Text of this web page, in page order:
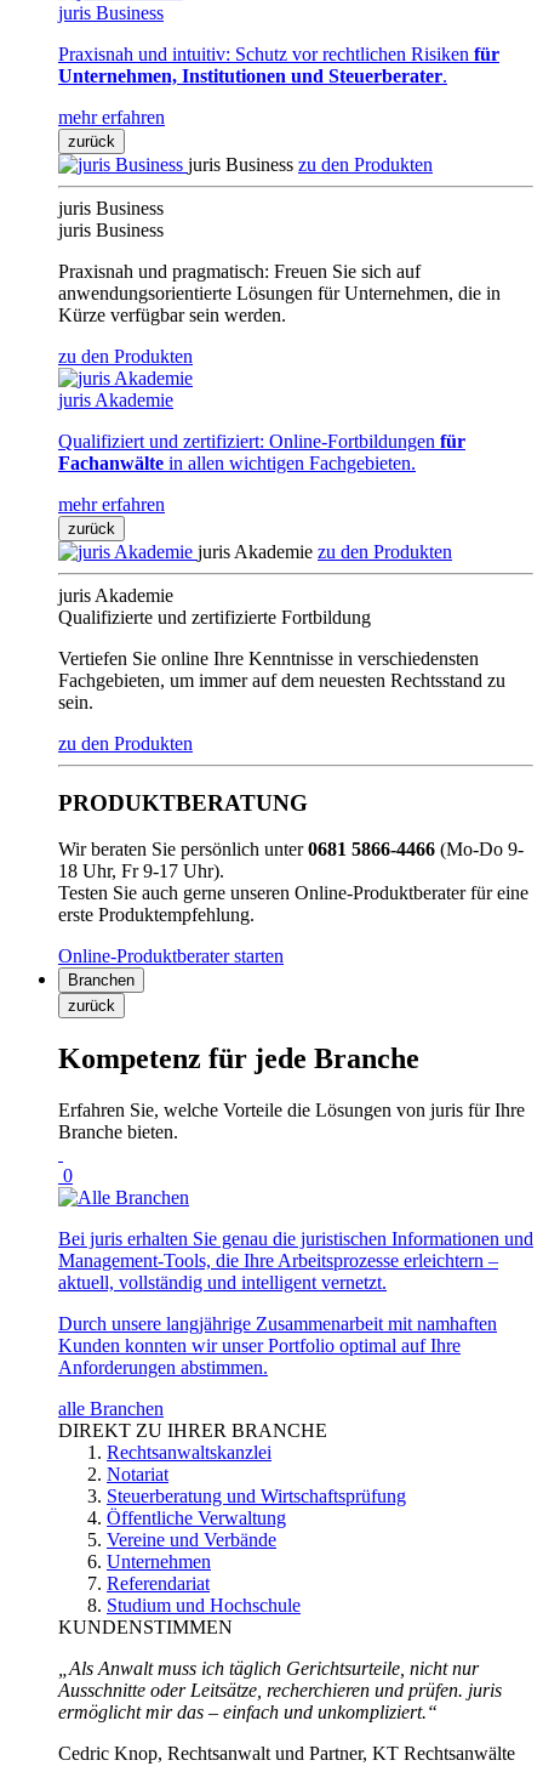
juris Business
Praxisnah und intuitiv: Schutz vor rechtlichen Risiken für
Unternehmen, Institutionen und Steuerberater.
mehr erfahren
zurück
juris Business zu den Produkten
juris Business
juris Business
Praxisnah und pragmatisch: Freuen Sie sich auf
anwendungsorientierte Lösungen für Unternehmen, die in
Kürze verfügbar sein werden.
zu den Produkten
juris Akademie
Qualifiziert und zertifiziert: Online-Fortbildungen für
Fachanwälte in allen wichtigen Fachgebieten.
mehr erfahren
zurück
juris Akademie zu den Produkten
juris Akademie
Qualifizierte und zertifizierte Fortbildung
Vertiefen Sie online Ihre Kenntnisse in verschiedensten
Fachgebieten, um immer auf dem neuesten Rechtsstand zu
sein.
zu den Produkten
PRODUKTBERATUNG
Wir beraten Sie persönlich unter0681 5866-4466 (Mo-Do 9-
18 Uhr, Fr 9-17 Uhr).
Testen Sie auch gerne unseren Online-Produktberater für eine
erste Produktempfehlung.
Online-Produktberater starten
Branchen
zurück
Kompetenz für jede Branche
Erfahren Sie, welche Vorteile die Lösungen von juris für Ihre
Branche bieten.
0
Bei juris erhalten Sie genau die juristischen Informationen und
Management-Tools, die Ihre Arbeitsprozesse erleichtern –
aktuell, vollständig und intelligent vernetzt.
Durch unsere langjährige Zusammenarbeit mit namhaften
Kunden konnten wir unser Portfolio optimal auf Ihre
Anforderungen abstimmen.
alle Branchen
DIREKT ZU IHRER BRANCHE
Rechtsanwaltskanzlei
Notariat
Steuerberatung und Wirtschaftsprüfung
Öffentliche Verwaltung
Vereine und Verbände
Unternehmen
Referendariat
Studium und Hochschule
KUNDENSTIMMEN
„Als Anwalt muss ich täglich Gerichtsurteile, nicht nur
Ausschnitte oder Leitsätze, recherchieren und prüfen. juris
ermöglicht mir das – einfach und unkompliziert.“
Cedric Knop, Rechtsanwalt und Partner, KT Rechtsanwälte